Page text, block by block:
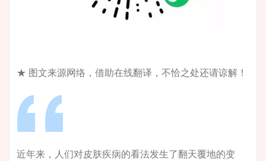
★ 图文来源网络，借助在线翻译，不恰之处还请谅解！
近年来，人们对皮肤疾病的看法发生了翻天覆地的变